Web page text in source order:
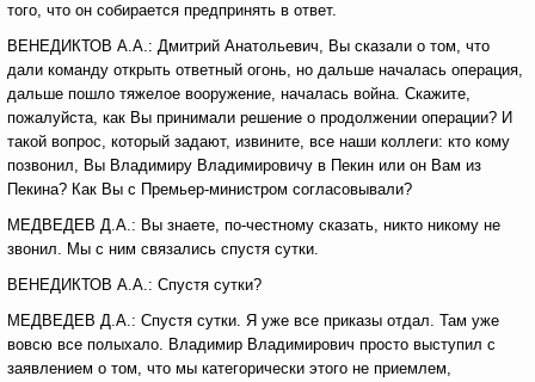
того, что он собирается предпринять в ответ.
ВЕНЕДИКТОВ А.А.: Дмитрий Анатольевич, Вы сказали о том, что
дали команду открыть ответный огонь, но дальше началась операция,
дальше пошло тяжелое вооружение, началась война. Скажите,
пожалуйста, как Вы принимали решение о продолжении операции? И
такой вопрос, который задают, извините, все наши коллеги: кто кому
позвонил, Вы Владимиру Владимировичу в Пекин или он Вам из
Пекина? Как Вы с Премьер-министром согласовывали?
МЕДВЕДЕВ Д.А.: Вы знаете, по-честному сказать, никто никому не
звонил. Мы с ним связались спустя сутки.
ВЕНЕДИКТОВ А.А.: Спустя сутки?
МЕДВЕДЕВ Д.А.: Спустя сутки. Я уже все приказы отдал. Там уже
вовсю все полыхало. Владимир Владимирович просто выступил с
заявлением о том, что мы категорически этого не приемлем,